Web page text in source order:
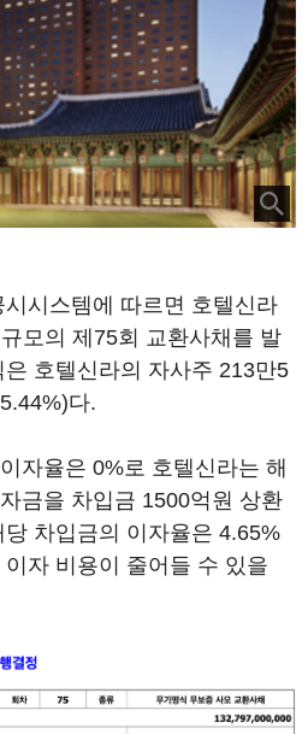
시스템에 따르면 호텔신라
모의 제75회 교환사채를 발
호텔신라의 자사주 213만5
다.
자율은 0%로 호텔신라는 해
금을 차입금 1500억원 상환
차입금의 이자율은 4.65%
자 비용이 줄어들 수 있을